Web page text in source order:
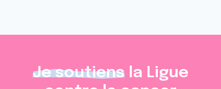
Je soutiens la Ligue